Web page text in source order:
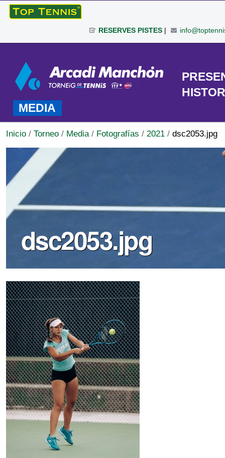
Cambiar
|
navegación
RESERVES PISTES|
Personales
TORNEO
MEDIA
Inicio / Torneo / Media / Fotografías / 2021 / dsc2053.jpg
dsc2053.jpg